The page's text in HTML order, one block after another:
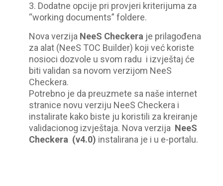
3. Dodatne opcije pri provjeri kriterijuma za
“working documents” foldere.
Nova verzija NeeS Checkera je prilagođena
za alat (NeeS TOC Builder) koji već koriste
nosioci dozvole u svom radu i izvještaj će
biti validan sa novom verzijom NeeS
Checkera.
Potrebno je da preuzmete sa naše internet
stranice novu verziju NeeS Checkera i
instalirate kako biste ju koristili za kreiranje
validacionog izvještaja. Nova verzija NeeS
Checkera (v4.0) instalirana je i u e-portalu.